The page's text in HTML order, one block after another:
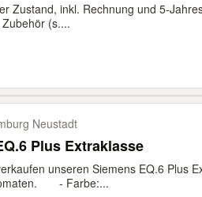
Zustand, inkl. Rechnung und 5-
(s....
Neustadt
Plus Extraklasse
unseren Siemens EQ.6 Plus
- Farbe:...